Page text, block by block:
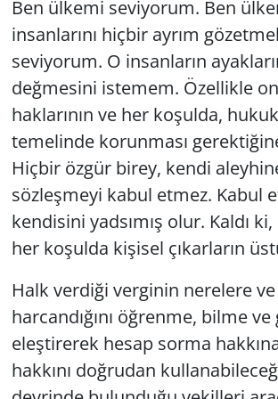
Ben ülkemi seviyorum. Ben
insanlarını hiçbir ayrım
seviyorum. O insanların
değmesini istemem. Özellikle
haklarının ve her koşulda,
temelinde korunması
Hiçbir özgür birey, kendi
sözleşmeyi kabul etmez. Kabul
kendisini yadsımış olur. Kaldı ki,
her koşulda kişisel çıkarların
Halk verdiği verginin nerelere ve
harcandığını öğrenme, bilme
eleştirerek hesap sorma
hakkını doğrudan